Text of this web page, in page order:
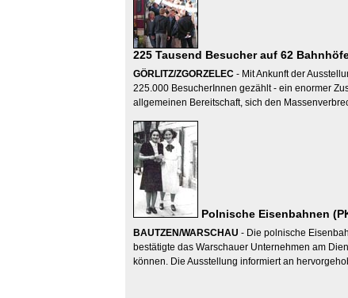
225 Tausend Besucher auf 62
GÖRLITZ/ZGORZELEC - Mit Ankunft der
225.000 BesucherInnen gezählt - ein enormer
allgemeinen Bereitschaft, sich den
Polnische Eisenbahnen
BAUTZEN/WARSCHAU - Die polnische
bestätigte das Warschauer Unternehmen am
können. Die Ausstellung informiert an